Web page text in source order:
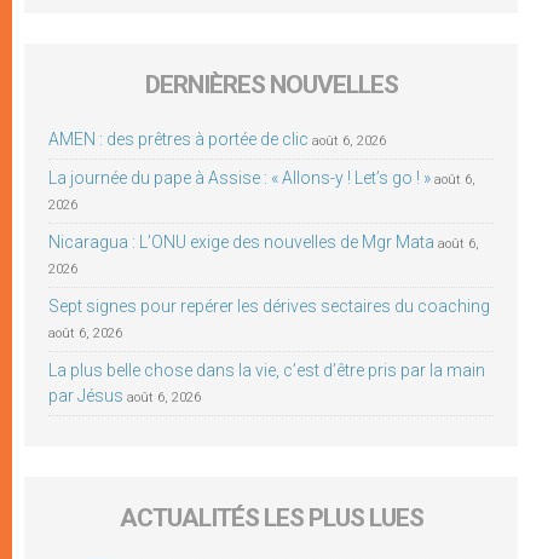
DERNIÈRES NOUVELLES
AMEN : des prêtres à portée de clic août 6, 2026
La journée du pape à Assise : « Allons-y ! Let’s go ! » août 6,
2026
Nicaragua : L’ONU exige des nouvelles de Mgr Mata août 6,
2026
Sept signes pour repérer les dérives sectaires du coaching
août 6, 2026
La plus belle chose dans la vie, c’est d’être pris par la main
par Jésus août 6, 2026
ACTUALITÉS LES PLUS LUES